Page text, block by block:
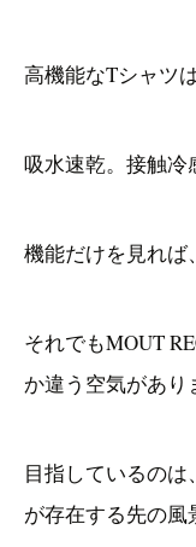
高機能なTシャツ
吸水速乾。接触冷
機能だけを見れば
それでもMOUT
か違う空気があり
目指しているの
が存在する先の風